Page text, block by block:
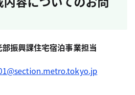
振興課住宅宿泊事業担当